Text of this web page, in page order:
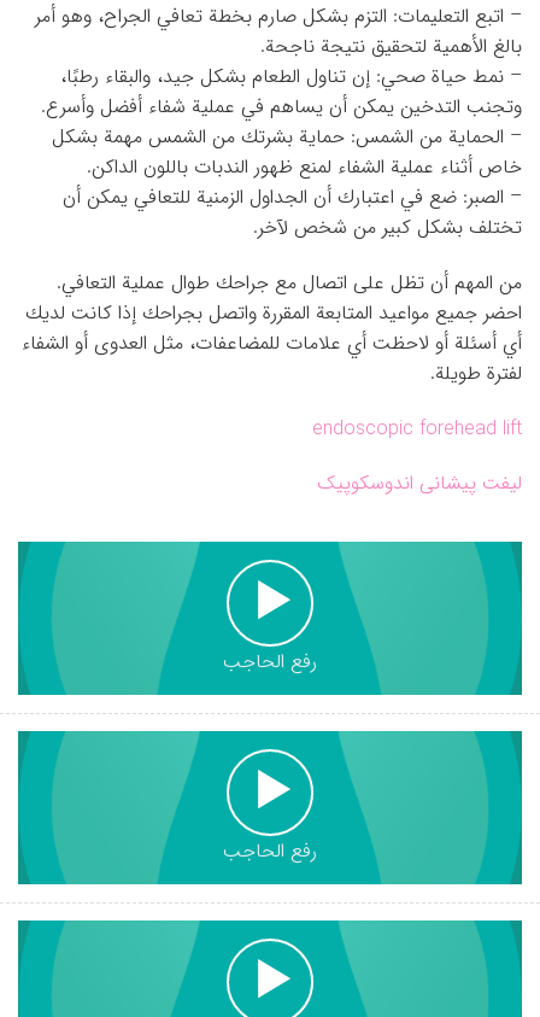
– اتبع التعليمات: التزم بشكل صارم بخطة تعافي الجراح، وهو أمر
بالغ الأهمية لتحقيق نتيجة ناجحة.
– نمط حياة صحي: إن تناول الطعام بشكل جيد، والبقاء رطبًا،
وتجنب التدخين يمكن أن يساهم في عملية شفاء أفضل وأسرع.
– الحماية من الشمس: حماية بشرتك من الشمس مهمة بشكل
خاص أثناء عملية الشفاء لمنع ظهور الندبات باللون الداكن.
– الصبر: ضع في اعتبارك أن الجداول الزمنية للتعافي يمكن أن
تختلف بشكل كبير من شخص لآخر.
من المهم أن تظل على اتصال مع جراحك طوال عملية التعافي.
احضر جميع مواعيد المتابعة المقررة واتصل بجراحك إذا كانت لديك
أي أسئلة أو لاحظت أي علامات للمضاعفات، مثل العدوى أو الشفاء
لفترة طويلة.
endoscopic forehead lift
لیفت پیشانی اندوسکوپیک
رفع الحاجب
رفع الحاجب